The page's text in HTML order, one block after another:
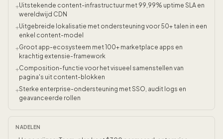
+Uitstekende content-infrastructuur met 99,99% uptime SLA en
wereldwijd CDN
+Uitgebreide lokalisatie met ondersteuning voor 50+ talen in een
enkel content-model
+Groot app-ecosysteem met 100+ marketplace apps en
krachtig extensie-framework
+Composition-functie voor het visueel samenstellen van
pagina's uit content-blokken
+Sterke enterprise-ondersteuning met SSO, audit logs en
geavanceerde rollen
NADELEN